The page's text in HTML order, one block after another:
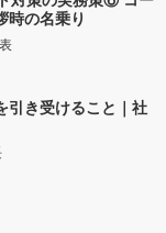
時の名乗り
引き受けること｜社